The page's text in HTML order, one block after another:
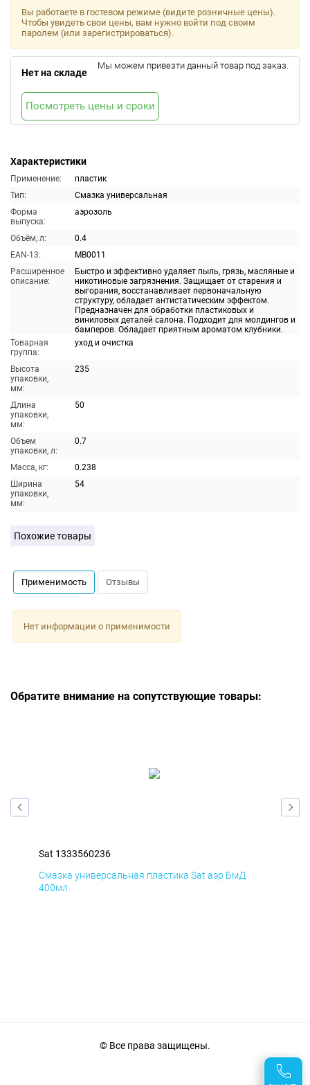
Характеристики
Применение:
пластик
Тип:
Смазка универсальная
Форма
выпуска:
аэрозоль
Объём, л:
0.4
EAN-13:
MB0011
Расширенное
описание:
Быстро и эффективно удаляет пыль, грязь, масляные и
никотиновые загрязнения. Защищает от старения и
выгорания, восстанавливает первоначальную
структуру, обладает антистатическим эффектом.
Предназначен для обработки пластиковых и
виниловых деталей салона. Подходит для молдингов и
бамперов. Обладает приятным ароматом клубники.
Товарная
группа:
уход и очистка
Высота
упаковки,
мм:
235
Длина
упаковки,
мм:
50
Объем
упаковки, л:
0.7
Масса, кг:
0.238
Ширина
упаковки,
мм:
54
Вы работаете в гостевом режиме (видите розничные цены).
Чтобы увидеть свои цены, вам нужно войти под своим
паролем (или зарегистрироваться).
Нет на складе
Мы можем привезти данный товар под заказ.
Посмотреть цены и сроки
Похожие товары
Применимость Отзывы
Нет информации о применимости
Обратите внимание на сопутствующие товары:
Sat 1333560236
Смазка универсальная пластика Sat аэр БмД
400мл
© Все права защищены.